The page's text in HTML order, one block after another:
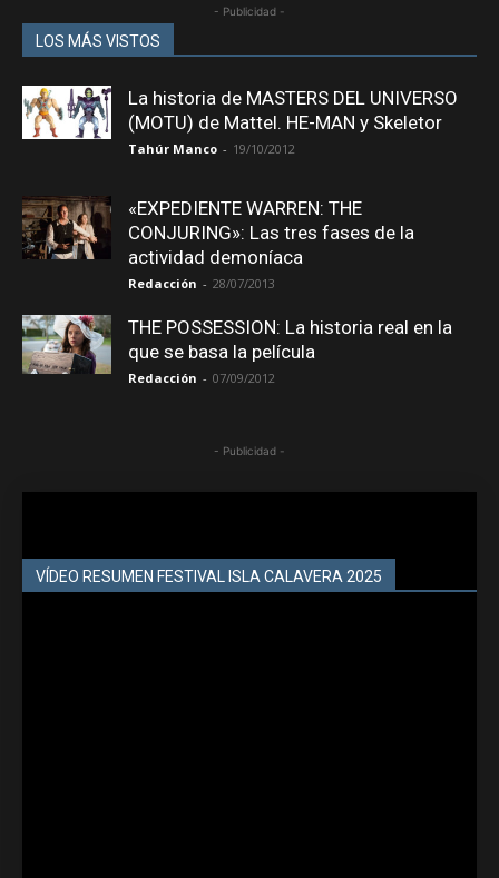
- Publicidad -
LOS MÁS VISTOS
La historia de MASTERS DEL UNIVERSO
(MOTU) de Mattel. HE-MAN y Skeletor
Tahúr Manco - 19/10/2012
«EXPEDIENTE WARREN: THE
CONJURING»: Las tres fases de la
actividad demoníaca
Redacción - 28/07/2013
THE POSSESSION: La historia real en la
que se basa la película
Redacción - 07/09/2012
- Publicidad -
VÍDEO RESUMEN FESTIVAL ISLA CALAVERA 2025